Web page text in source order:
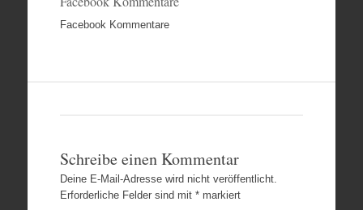
Facebook Kommentare
Schreibe einen Kommentar
Deine E-Mail-Adresse wird nicht veröffentlicht.
Erforderliche Felder sind mit *markiert